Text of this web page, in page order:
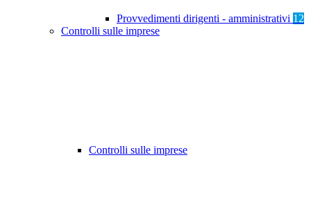
Provvedimenti dirigenti - amministrativi 12
Controlli sulle imprese
Controlli sulle imprese